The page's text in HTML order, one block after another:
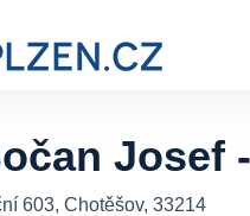
Josef
603, Chotěšov, 33214